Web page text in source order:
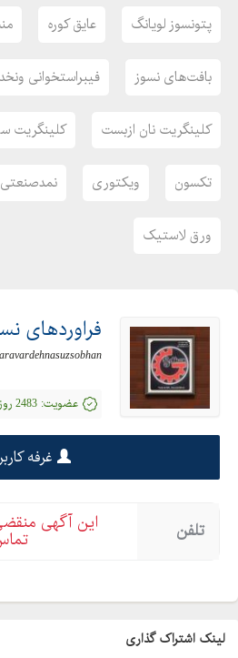
پتونسوز لویانگ عایق کوره
بافت‌های نسوز فیبراستخوانی
کلینگریت نان ازبست کلینگریت
تکسون ویکتوری نمدصنعتی
ورق لاستیک
فراوردهای
عضویت: 2483 روز پیش
غرفه کاربر
تلفن این آگهی
لینک اشتراک گذاری